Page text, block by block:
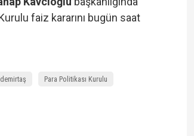
faiz kararını bugün saat
Para Politikası Kurulu